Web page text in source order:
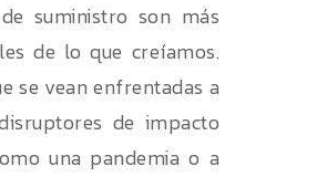
suministro son más
de lo que creíamos.
se vean enfrentadas a
de impacto
una pandemia o a